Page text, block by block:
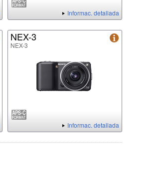
Informac. detallada
NEX-3
NEX-3
Informac. detallada